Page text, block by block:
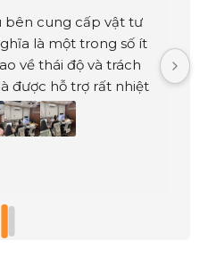
bên cung cấp vật tư
là một trong số ít
về thái độ và trách
được hỗ trợ rất nhiệt